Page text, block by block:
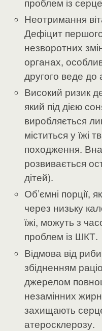
Неотримання
Дефіцит
незворотних
органах,
другого веде до
Високий ризик
який під дією
виробляється
міститься у їжі
походження.
розвивається
дітей).
Об’ємні порції,
через низьку
їжі, можуть з
проблем із ШКТ.
Відмова від
збідненням
джерелом
незамінних
захищають
атеросклерозу.